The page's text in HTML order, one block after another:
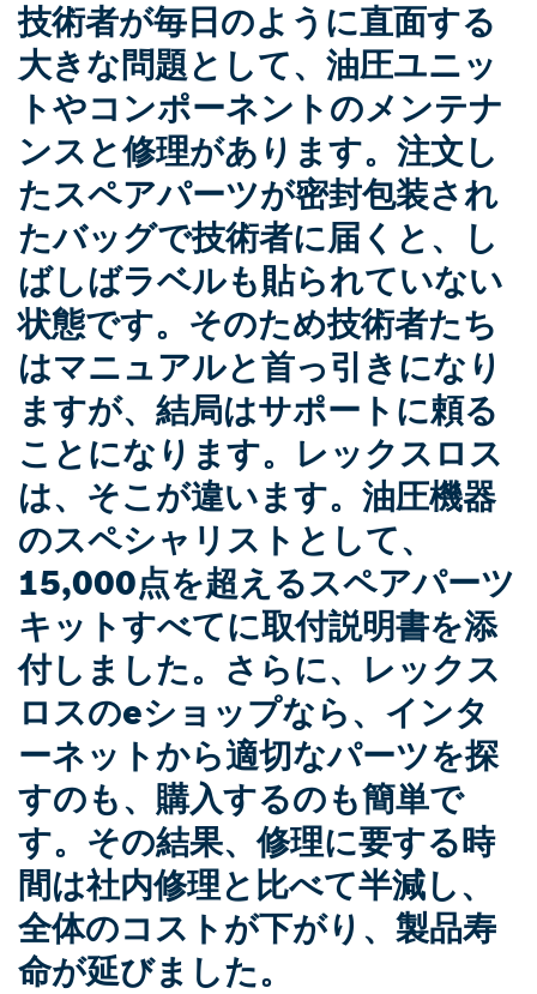
技術者が毎日のように直面する
大きな問題として、油圧ユニッ
トやコンポーネントのメンテナ
ンスと修理があります。注文し
たスペアパーツが密封包装され
たバッグで技術者に届くと、し
ばしばラベルも貼られていない
状態です。そのため技術者たち
はマニュアルと首っ引きになり
ますが、結局はサポートに頼る
ことになります。レックスロス
は、そこが違います。油圧機器
のスペシャリストとして、
15,000点を超えるスペアパーツ
キットすべてに取付説明書を添
付しました。さらに、レックス
ロスのeショップなら、インタ
ーネットから適切なパーツを探
すのも、購入するのも簡単で
す。その結果、修理に要する時
間は社内修理と比べて半減し、
全体のコストが下がり、製品寿
命が延びました。